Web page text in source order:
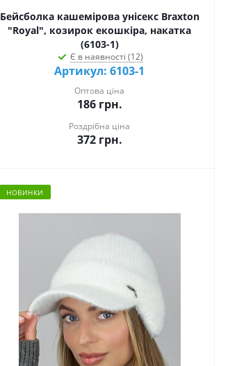
Бейсболка кашемірова унісекс Braxton
"Royal", козирок екошкіра, накатка
(6103-1)
Є в наявності (12)
Артикул: 6103-1
Оптова ціна
186грн.
Роздрібна ціна
372грн.
НОВИНКИ